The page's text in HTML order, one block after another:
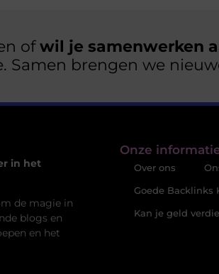
ofwil je samenwerken
Samen brengen we
in het
de magie in
blogs en
en het
Onze
Over ons
Goede Backlinks
Kan je geld